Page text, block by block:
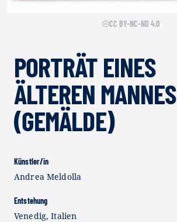
CC BY-NC-ND 4.0
PORTRÄT EINES
ÄLTEREN MANNES
(GEMÄLDE)
Künstler/in
Andrea Meldolla
Entstehung
Venedig, Italien